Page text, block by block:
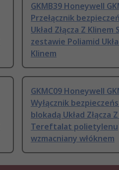
GKMB39 Honeywell
Przełącznik
Układ Złącza Z Klinem
zestawie Poliamid
Klinem
GKMC09 Honeywell
Wyłącznik
blokadą Układ Złącza
Tereftalat polietylenu
wzmacniany włóknem